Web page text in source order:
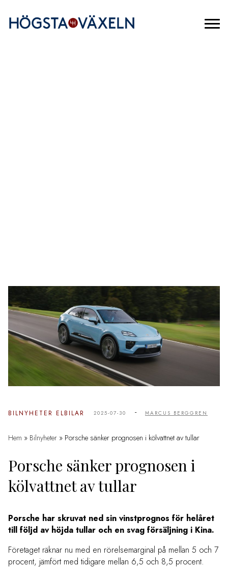
BILNYHETER ELBILAR 2025-07-30 - MARCUS BERGGREN
Hem » Bilnyheter » Porsche sänker prognosen i kölvattnet av tullar
Porsche sänker prognosen i
kölvattnet av tullar
Porsche har skruvat ned sin vinstprognos för helåret
till följd av höjda tullar och en svag försäljning i Kina.
Företaget räknar nu med en rörelsemarginal på mellan 5 och 7
procent, jämfört med tidigare mellan 6,5 och 8,5 procent.